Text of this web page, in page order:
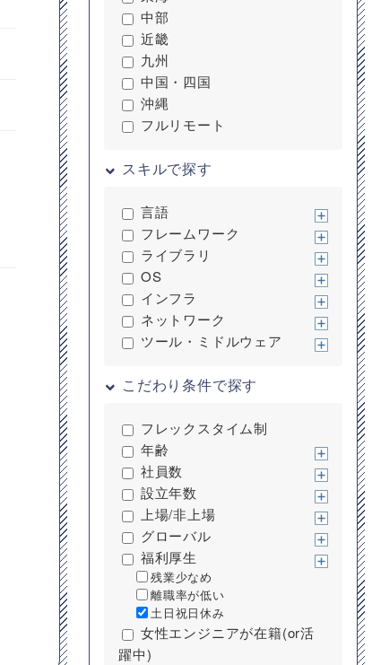
中部
近畿
九州
中国・四国
沖縄
フルリモート
スキルで探す
言語
フレームワーク
ライブラリ
OS
インフラ
ネットワーク
ツール・ミドルウェア
こだわり条件で探す
フレックスタイム制
年齢
社員数
設立年数
上場/非上場
グローバル
福利厚生
残業少なめ
離職率が低い
土日祝日休み
女性エンジニアが在籍(or活
躍中)